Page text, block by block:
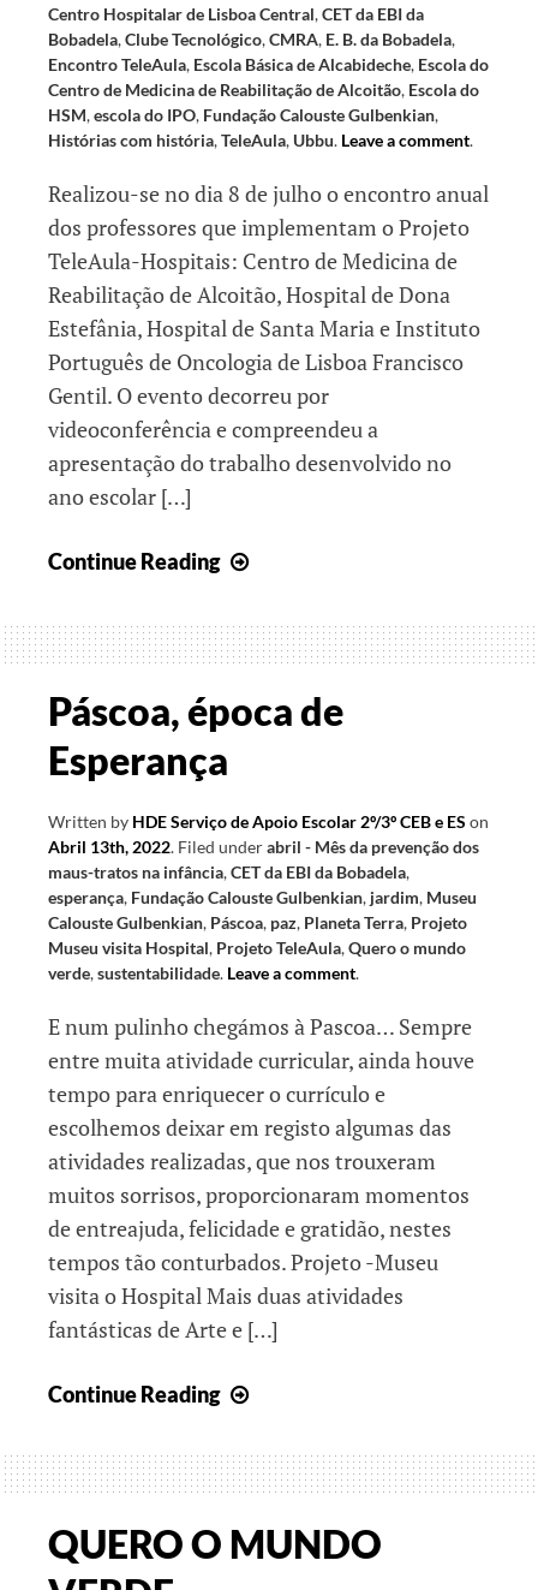
Centro Hospitalar de Lisboa Central,CET da EBI da
Bobadela,Clube Tecnológico,CMRA, E. B. da Bobadela,
Encontro TeleAula, Escola Básica de Alcabideche, Escola do
Centro de Medicina de Reabilitação de Alcoitão, Escola do
HSM,escola do IPO, Fundação Calouste Gulbenkian,
Histórias com história,TeleAula, Ubbu. Leave a comment.
Realizou-se no dia 8 de julho o encontro anual
dos professores que implementam o Projeto
TeleAula-Hospitais: Centro de Medicina de
Reabilitação de Alcoitão, Hospital de Dona
Estefânia, Hospital de Santa Maria e Instituto
Português de Oncologia de Lisboa Francisco
Gentil. O evento decorreu por
videoconferência e compreendeu a
apresentação do trabalho desenvolvido no
ano escolar […]
Continue Reading
TeleAula
Páscoa, época de
Esperança
Written by HDE Serviço de Apoio Escolar 2º/3º CEB e ES on
Abril 13th, 2022. Filed underabril - Mês da prevenção dos
maus-tratos na infância,CET da EBI da Bobadela,
esperança, Fundação Calouste Gulbenkian, jardim, Museu
Calouste Gulbenkian, Páscoa, paz, Planeta Terra, Projeto
Museu visita Hospital, Projeto TeleAula,Quero o mundo
verde,sustentabilidade. Leave a comment.
E num pulinho chegámos à Pascoa… Sempre
entre muita atividade curricular, ainda houve
tempo para enriquecer o currículo e
escolhemos deixar em registo algumas das
atividades realizadas, que nos trouxeram
muitos sorrisos, proporcionaram momentos
de entreajuda, felicidade e gratidão, nestes
tempos tão conturbados. Projeto -Museu
visita o Hospital Mais duas atividades
fantásticas de Arte e […]
Continue Reading
de
Esperança
QUERO O MUNDO